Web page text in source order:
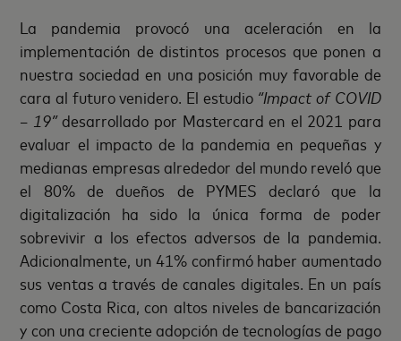
La pandemia provocó una aceleración en la
implementación de distintos procesos que ponen a
nuestra sociedad en una posición muy favorable de
cara al futuro venidero. El estudio “Impact of COVID
– 19”desarrollado por Mastercard en el 2021 para
evaluar el impacto de la pandemia en pequeñas y
medianas empresas alrededor del mundo reveló que
el 80% de dueños de PYMES declaró que la
digitalización ha sido la única forma de poder
sobrevivir a los efectos adversos de la pandemia.
Adicionalmente, un 41% confirmó haber aumentado
sus ventas a través de canales digitales. En un país
como Costa Rica, con altos niveles de bancarización
y con una creciente adopción de tecnologías de pago